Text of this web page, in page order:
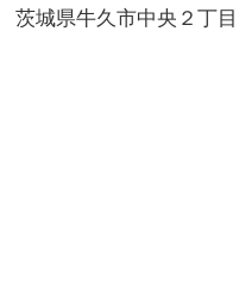
茨城県牛久市中央２丁